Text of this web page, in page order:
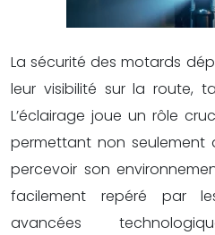
La sécurité des motards
leur visibilité sur la route,
L’éclairage joue un rôle
permettant non seulement
percevoir son
facilement repéré par
avancées